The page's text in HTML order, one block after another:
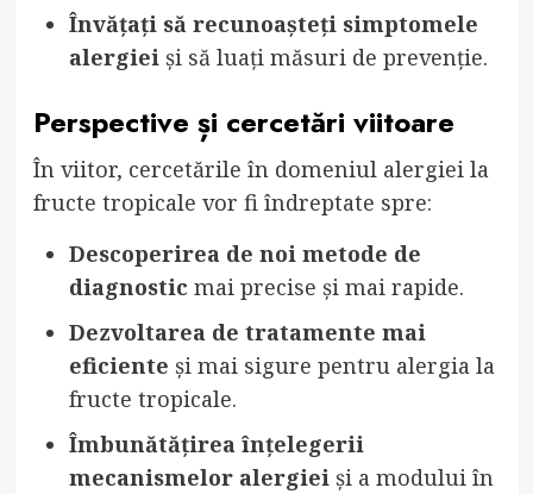
Învățați să recunoașteți simptomele
alergiei și să luați măsuri de prevenție.
Perspective și cercetări viitoare
În viitor, cercetările în domeniul alergiei la
fructe tropicale vor fi îndreptate spre:
Descoperirea de noi metode de
diagnostic mai precise și mai rapide.
Dezvoltarea de tratamente mai
eficiente și mai sigure pentru alergia la
fructe tropicale.
Îmbunătățirea înțelegerii
mecanismelor alergiei și a modului în